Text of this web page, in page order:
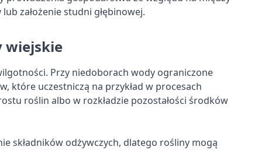
założenie studni głębinowej.
wiejskie
Przy niedoborach wody ograniczone
które uczestniczą na przykład w procesach
roślin albo w rozkładzie pozostałości środków
składników odżywczych, dlatego rośliny mogą